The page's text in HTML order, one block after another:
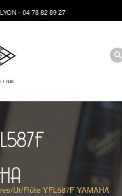
- 04 78 82 89 27
/Ut/Flûte YFL587F YAMAHA